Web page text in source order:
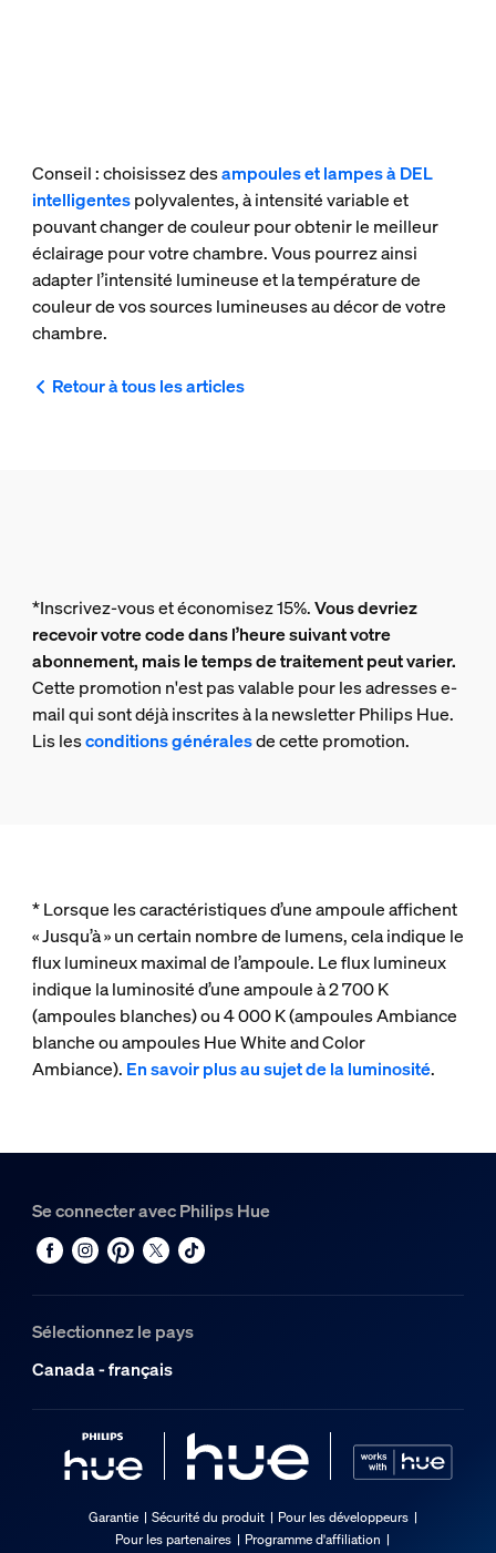
Conseil : choisissez desampoules et lampes à DEL
intelligentespolyvalentes, à intensité variable et
pouvant changer de couleur pour obtenir le meilleur
éclairage pour votre chambre. Vous pourrez ainsi
adapter l’intensité lumineuse et la température de
couleur de vos sources lumineuses au décor de votre
chambre.
Retour à tous les articles
*Inscrivez-vous et économisez 15%.Vous devriez
recevoir votre code dans l’heure suivant votre
abonnement, mais le temps de traitement peut varier.
Cette promotion n'est pas valable pour les adresses e-
mail qui sont déjà inscrites à la newsletter Philips Hue.
Lis lesconditions généralesde cette promotion.
* Lorsque les caractéristiques d’une ampoule affichent
« Jusqu’à » un certain nombre de lumens, cela indique le
flux lumineux maximal de l’ampoule. Le flux lumineux
indique la luminosité d’une ampoule à 2 700 K
(ampoules blanches) ou 4 000 K (ampoules Ambiance
blanche ou ampoules Hue White and Color
Ambiance). En savoir plus au sujet de la luminosité.
Se connecter avec Philips Hue
Sélectionnez le pays
Canada - français
Garantie Sécurité du produit
Pour les développeurs
Pour les partenaires
Programme d'affiliation